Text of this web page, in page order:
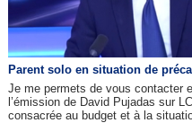
Parent solo en situation de
Je me permets de vous contacter
l’émission de David Pujadas sur
consacrée au budget et à la